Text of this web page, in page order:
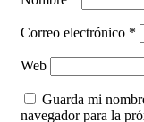
Correo electrónico *
Web
Guarda mi
navegador para la